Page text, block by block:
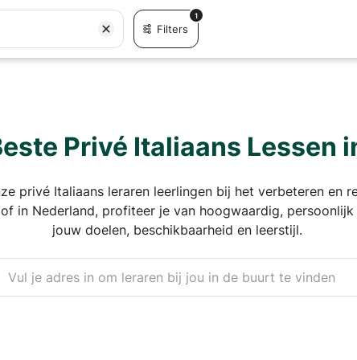
Filters
1
Privé Italiaans Lessen
privé Italiaans leraren leerlingen bij het verbeteren en
in Nederland, profiteer je van hoogwaardig,
jouw doelen, beschikbaarheid en leerstijl.